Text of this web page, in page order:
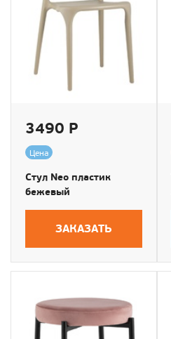
3490 Р
Цена
Стул Neo пластик
бежевый
ЗАКАЗАТЬ